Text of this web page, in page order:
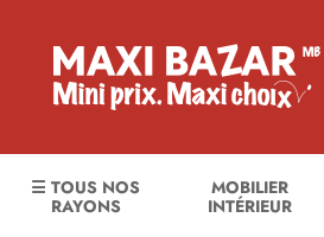
☰ TOUS NOS
RAYONS
MOBILIER
INTÉRIEUR